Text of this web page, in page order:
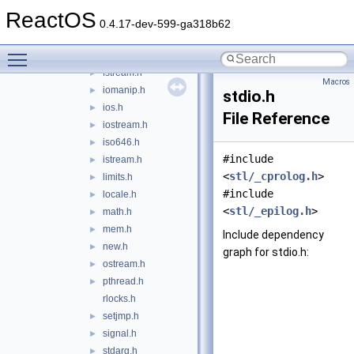
ReactOS 0.4.17-dev-599-ga318b62
► errno.h
► fstream.h
► iomanip.h
► ios.h
► iostream.h
► iso646.h
► istream.h
► limits.h
► locale.h
► math.h
► mem.h
► new.h
► ostream.h
►
pthread.h
rlocks.h
► setjmp.h
► signal.h
► stdarg.h
Macros
stdio.h
File Reference
#include
<stl/_cprolog.h>
#include
<stl/_epilog.h>
Include dependency
graph for stdio.h: